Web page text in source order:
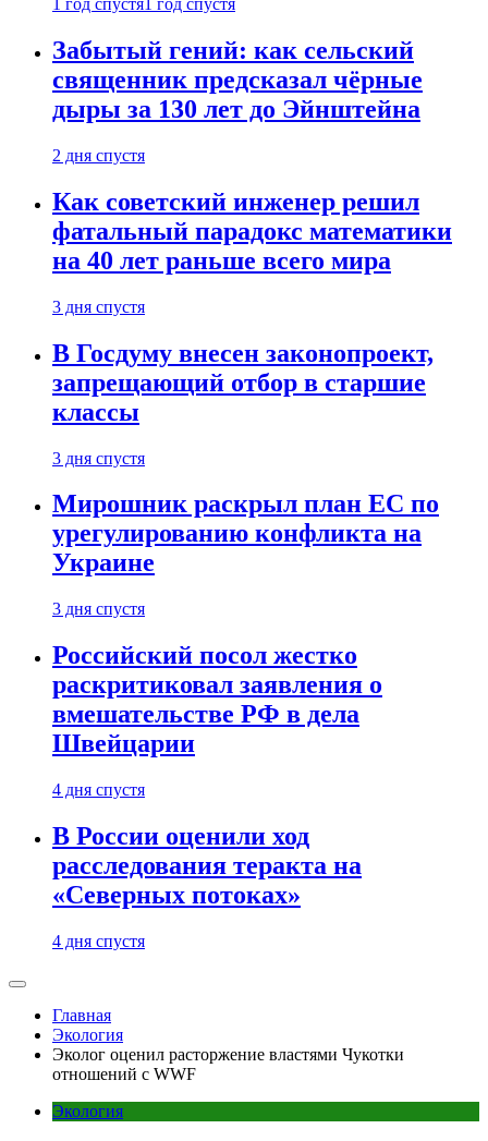
1 год спустя 1 год спустя
Забытый гений: как сельский
священник предсказал чёрные
дыры за 130 лет до Эйнштейна
2 дня спустя
Как советский инженер решил
фатальный парадокс математики
на 40 лет раньше всего мира
3 дня спустя
В Госдуму внесен законопроект,
запрещающий отбор в старшие
классы
3 дня спустя
Мирошник раскрыл план ЕС по
урегулированию конфликта на
Украине
3 дня спустя
Российский посол жестко
раскритиковал заявления о
вмешательстве РФ в дела
Швейцарии
4 дня спустя
В России оценили ход
расследования теракта на
«Северных потоках»
4 дня спустя
Главная
Экология
Эколог оценил расторжение властями Чукотки
отношений с WWF
Экология